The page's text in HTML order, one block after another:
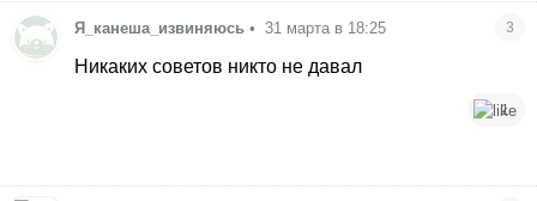
Я_канеша_извиняюсь • 31 марта в 18:25 3
Никаких советов никто не давал
1